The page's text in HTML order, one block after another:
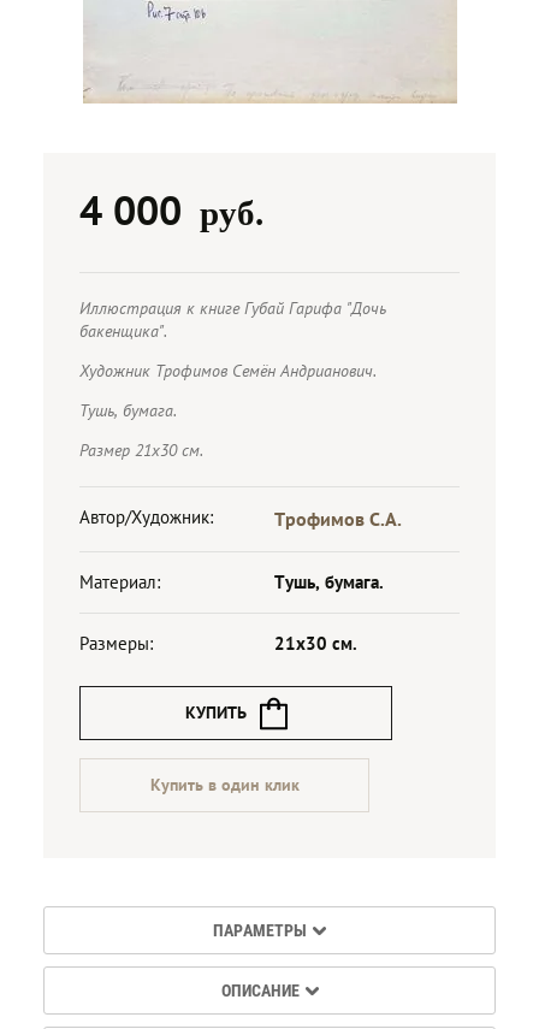
4 000 руб.
Иллюстрация к книге Губай Гарифа "Дочь
бакенщика".
Художник Трофимов Семён Андрианович.
Тушь, бумага.
Размер 21х30 см.
Автор/Художник: Трофимов С.А.
Материал: Тушь, бумага.
Размеры: 21х30 см.
КУПИТЬ
Купить в один клик
ПАРАМЕТРЫ
ОПИСАНИЕ